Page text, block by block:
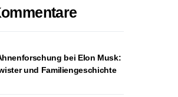
bei Elon Musk:
und Familiengeschichte